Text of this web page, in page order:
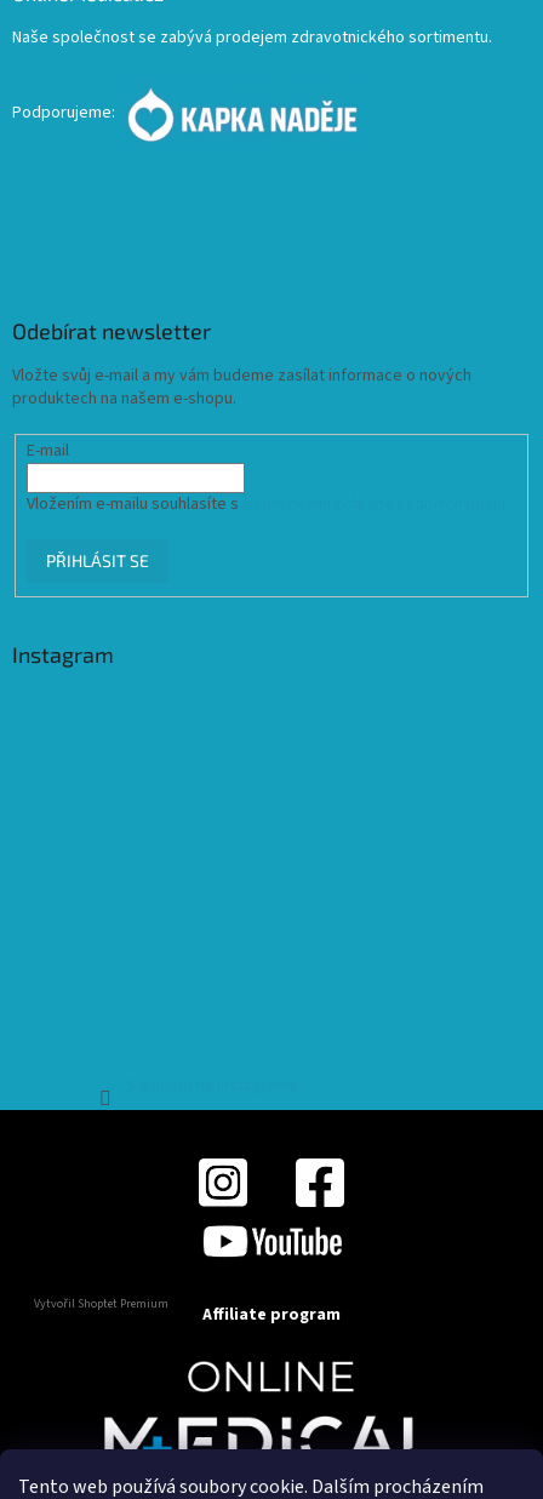
Tento web používá soubory cookie. Dalším procházením
Naše společnost se zabývá prodejem zdravotnického sortimentu.
Podporujeme:
Odebírat newsletter
Vložte svůj e-mail a my vám budeme zasílat informace o nových
produktech na našem e-shopu.
E-mail
Vložením e-mailu souhlasíte s
PŘIHLÁSIT SE
Instagram
Vytvořil Shoptet Premium Affiliate program